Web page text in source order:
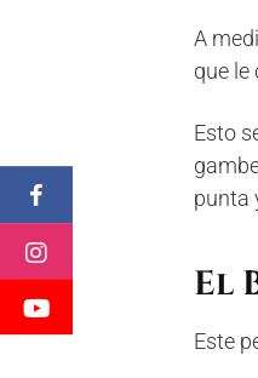
A
que le
Esto
punta
El
Este